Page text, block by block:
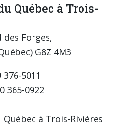
Québec à Trois-
des Forges,
G8Z 4M3
5011
365-0922
à Trois-Rivières